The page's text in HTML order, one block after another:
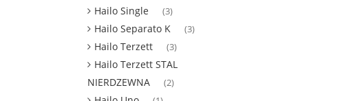
Hailo Single (3)
Hailo Separato K (3)
Hailo Terzett (3)
Hailo Terzett STAL
NIERDZEWNA
(2)